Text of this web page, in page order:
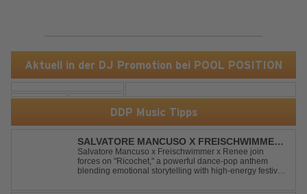
Aktuell in der DJ Promotion bei POOL POSITION
DDP Music Tipps
SALVATORE MANCUSO X FREISCHWIMMER
X RENEE - RICOCHET
Salvatore Mancuso x Freischwimmer x Renee join
forces on "Ricochet," a powerful dance-pop anthem
blending emotional storytelling with high-energy festival